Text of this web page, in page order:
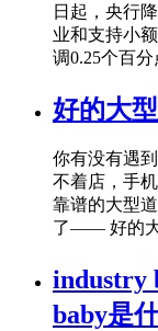
日起，央行
业和支持小
调0.25个百
好的大
你有没有遇
不着店，手
靠谱的大型
了—— 好的
industry
baby是